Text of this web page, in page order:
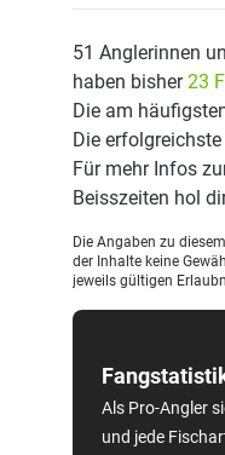
Als Pro-Angler
und jede
51 Anglerinnen
haben bisher23
Die am
Die
Für mehr Infos
Beisszeiten hol
Die Angaben zu
der Inhalte keine
jeweils gültigen